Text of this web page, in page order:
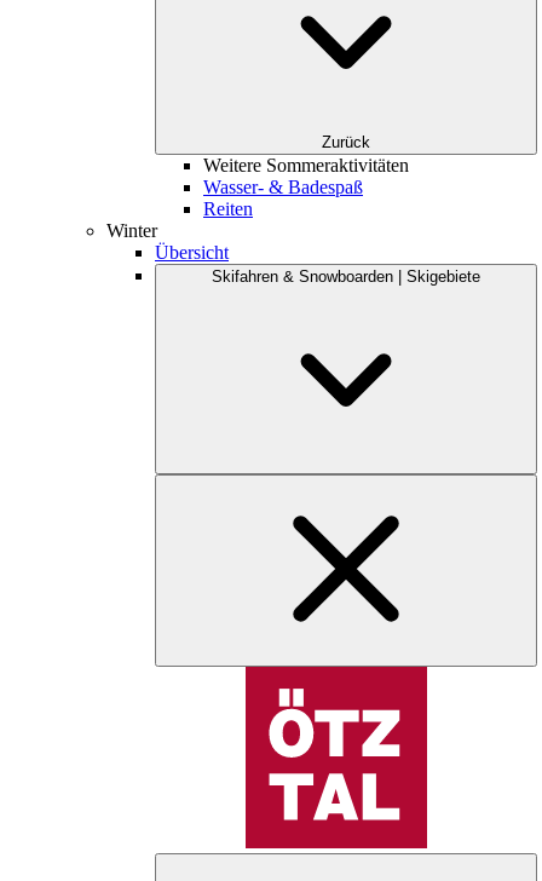
Zurück
Weitere Sommeraktivitäten
Wasser- & Badespaß
Reiten
Winter
Übersicht
Skifahren & Snowboarden | Skigebiete